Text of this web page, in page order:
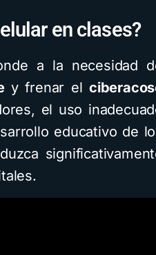
en clases?
a la necesidad
y frenar el
el uso
educativo de